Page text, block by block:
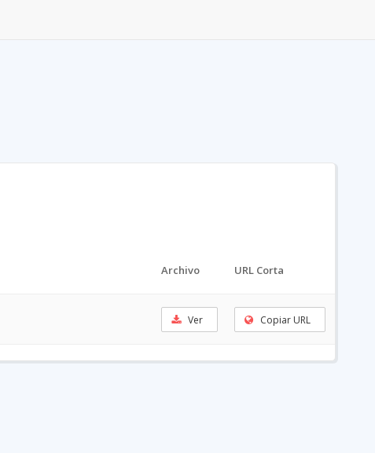
Archivo URL Corta
Ver Copiar URL